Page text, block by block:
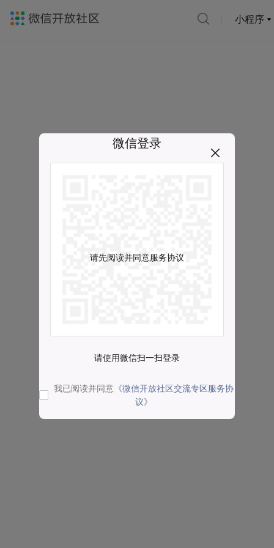
小程序
微信登录
请先阅读并同意服务协议
请使用微信扫一扫登录
我已阅读并同意 《微信开放社区交流专区服务协
议》